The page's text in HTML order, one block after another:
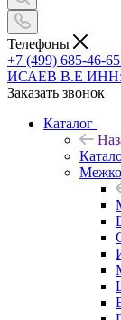
Телефоны
+7 (499) 685-46-65
ИСАЕВ В.Е ИНН:
Заказать звонок
Каталог